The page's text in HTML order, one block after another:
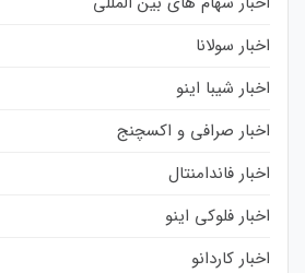
اخبار سولانا
اخبار شیبا اینو
اخبار صرافی و اکسچنج
اخبار فاندامنتال
اخبار فلوکی اینو
اخبار کاردانو